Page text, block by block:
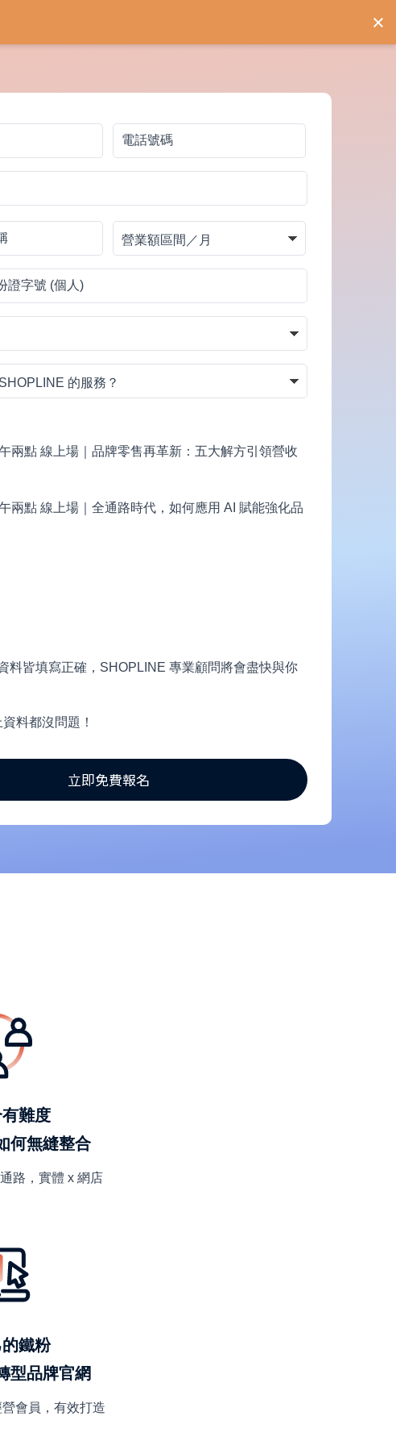
兩點 線上場｜品牌零售再革新：五大解方引領營收
兩點 線上場｜全通路時代，如何應用 AI 賦能強化品
料皆填寫正確，SHOPLINE 專業顧問將會盡快與你
料都沒問題！
立即免費報名
難度
何無縫整合
路，實體 x 網店
鐵粉
型品牌官網
會員，有效打造